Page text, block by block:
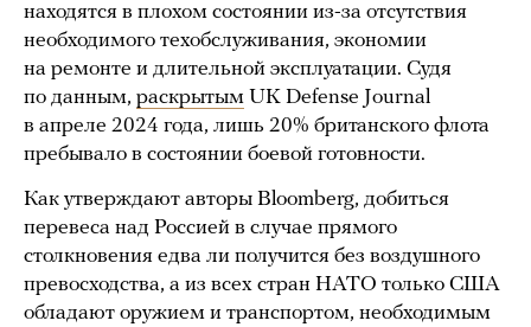
находятся в плохом состоянии из-за отсутствия
необходимого техобслуживания, экономии
на ремонте и длительной эксплуатации. Судя
по данным, раскрытым UK Defense Journal
в апреле 2024 года, лишь 20% британского флота
пребывало в состоянии боевой готовности.
Как утверждают авторы Bloomberg, добиться
перевеса над Россией в случае прямого
столкновения едва ли получится без воздушного
превосходства, а из всех стран НАТО только США
обладают оружием и транспортом, необходимым